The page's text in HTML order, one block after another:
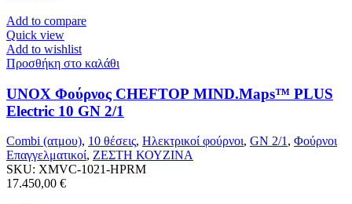
Add to compare
Quick view
Add to wishlist
Προσθήκη στο καλάθι
UNOX Φούρνος CHEFTOP MIND.Maps™ PLUS
Electric 10 GN 2/1
Combi (ατμου), 10 θέσεις, Ηλεκτρικοί φούρνοι, GN 2/1 , Φούρνοι
Επαγγελματικοί, ΖΕΣΤΗ ΚΟΥΖΙΝΑ
SKU: XMVC-1021-HPRM
17.450,00 €